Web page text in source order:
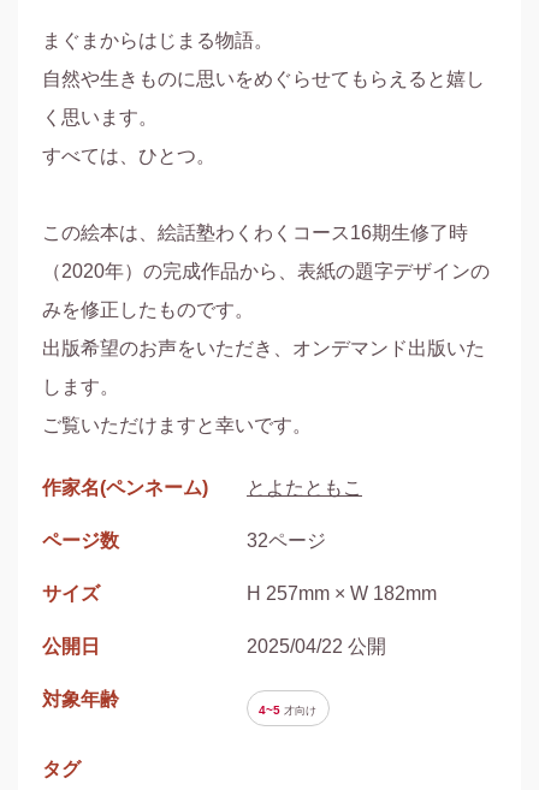
まぐまからはじまる物語。
自然や生きものに思いをめぐらせてもらえると嬉し
く思います。
すべては、ひとつ。
この絵本は、絵話塾わくわくコース16期生修了時
（2020年）の完成作品から、表紙の題字デザインの
みを修正したものです。
出版希望のお声をいただき、オンデマンド出版いた
します。
ご覧いただけますと幸いです。
作家名(ペンネーム) とよたともこ
ページ数 32ページ
サイズ H 257mm × W 182mm
公開日 2025/04/22 公開
対象年齢
4~5 才向け
タグ